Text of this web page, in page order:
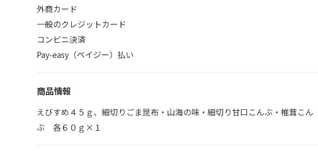
外商カード
一般のクレジットカード
コンビニ決済
Pay-easy（ペイジー）払い
商品情報
えびすめ４５ｇ、細切りごま昆布・山海の味・細切り甘口こんぶ・椎茸こん
ぶ 各６０ｇ×１